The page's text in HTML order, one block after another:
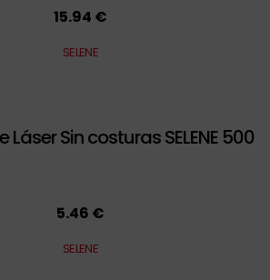
15.94 €
SELENE
Sin costuras SELENE 500
5.46 €
SELENE